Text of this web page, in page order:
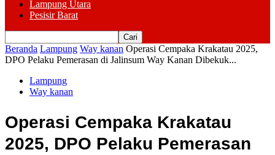
Lampung Utara
Pesisir Barat
Beranda Lampung Way kanan Operasi Cempaka Krakatau 2025,
DPO Pelaku Pemerasan di Jalinsum Way Kanan Dibekuk...
Lampung
Way kanan
Operasi Cempaka Krakatau
2025, DPO Pelaku Pemerasan